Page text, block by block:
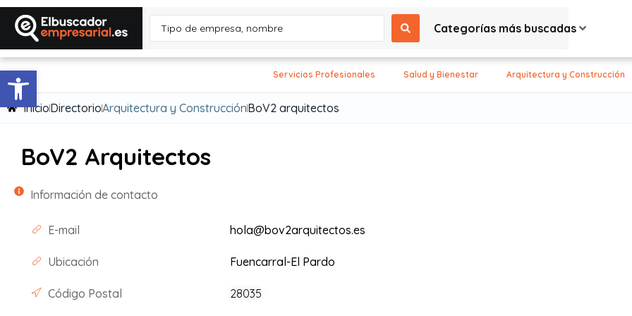
Abrir barra de herramientas
Categorías más buscadas
Servicios Profesionales Salud y Bienestar Arquitectura y Construcción
InicioDirectorioArquitectura y ConstrucciónBoV2 arquitectos
BoV2 Arquitectos
Información de contacto
E-mail hola@bov2arquitectos.es
Ubicación Fuencarral-El Pardo
Código Postal 28035